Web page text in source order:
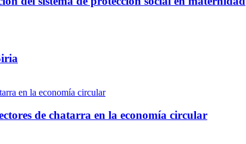
de chatarra en la economía circular